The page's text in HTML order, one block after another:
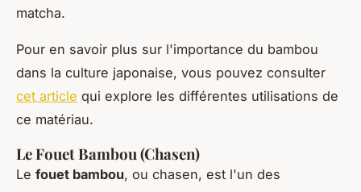
matcha.
Pour en savoir plus sur l'importance du bambou
dans la culture japonaise, vous pouvez consulter
cet article qui explore les différentes utilisations de
ce matériau.
Le Fouet Bambou (Chasen)
Le fouet bambou, ou chasen, est l'un des